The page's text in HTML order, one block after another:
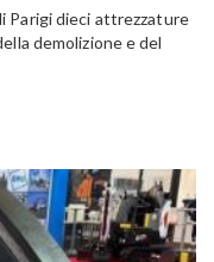
Parigi dieci attrezzature
demolizione e del